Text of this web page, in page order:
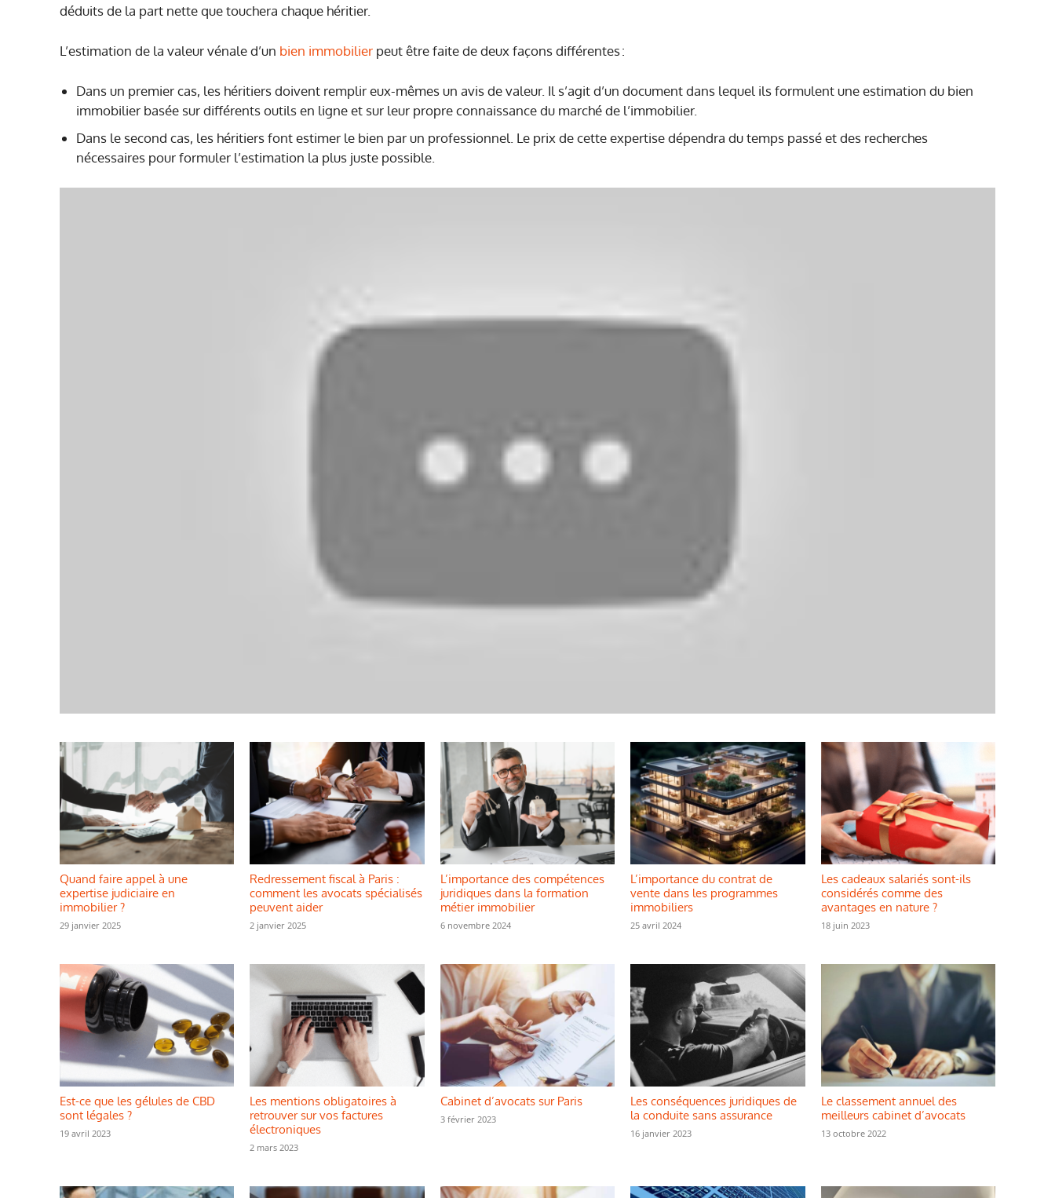
déduits de la part nette que touchera chaque héritier.
L’estimation de la valeur vénale d’un bien immobilier peut être faite de deux façons différentes :
Dans un premier cas, les héritiers doivent remplir eux-mêmes un avis de valeur. Il s’agit d’un document dans lequel ils formulent une estimation du bien
immobilier basée sur différents outils en ligne et sur leur propre connaissance du marché de l’immobilier.
Dans le second cas, les héritiers font estimer le bien par un professionnel. Le prix de cette expertise dépendra du temps passé et des recherches
nécessaires pour formuler l’estimation la plus juste possible.
Quand faire appel à une
expertise judiciaire en
immobilier ?
29 janvier 2025
Redressement fiscal à Paris :
comment les avocats spécialisés
peuvent aider
2 janvier 2025
L’importance des compétences
juridiques dans la formation
métier immobilier
6 novembre 2024
L’importance du contrat de
vente dans les programmes
immobiliers
25 avril 2024
Les cadeaux salariés sont-ils
considérés comme des
avantages en nature ?
18 juin 2023
Est-ce que les gélules de CBD
sont légales ?
19 avril 2023
Les mentions obligatoires à
retrouver sur vos factures
électroniques
2 mars 2023
Cabinet d’avocats sur Paris
3 février 2023
Les conséquences juridiques de
la conduite sans assurance
16 janvier 2023
Le classement annuel des
meilleurs cabinet d’avocats
13 octobre 2022